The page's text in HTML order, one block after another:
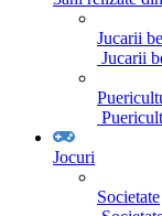
Jucarii
Jucarii
Jocuri
Societate